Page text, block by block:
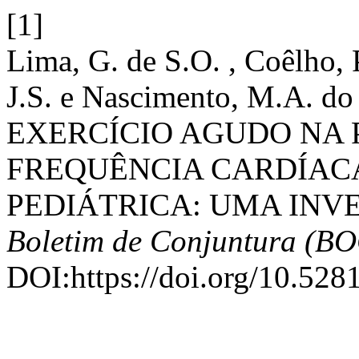
[1]
Lima, G. de S.O. , Coêlho,
J.S. e Nascimento, M.A.
EXERCÍCIO AGUDO NA
FREQUÊNCIA
PEDIÁTRICA: UMA
Boletim de Conjuntura
DOI:https://doi.org/